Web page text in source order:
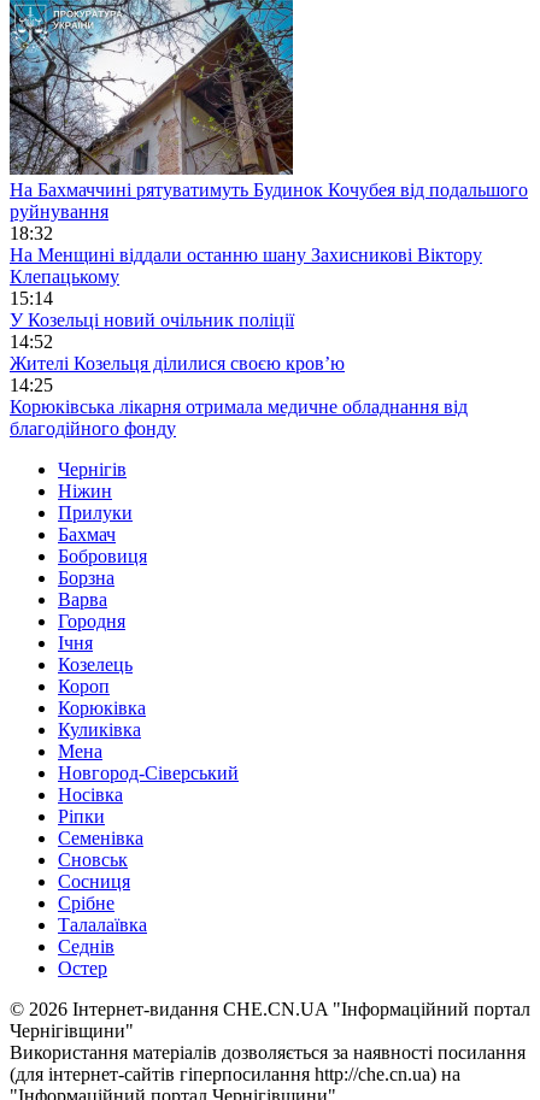
На Бахмаччині рятуватимуть Будинок Кочубея від подальшого
руйнування
18:32
На Менщині віддали останню шану Захисникові Віктору
Клепацькому
15:14
У Козельці новий очільник поліції
14:52
Жителі Козельця ділилися своєю кров’ю
14:25
Корюківська лікарня отримала медичне обладнання від
благодійного фонду
Чернігів
Ніжин
Прилуки
Бахмач
Бобровиця
Борзна
Варва
Городня
Ічня
Козелець
Короп
Корюківка
Куликівка
Мена
Новгород-Сіверський
Носівка
Ріпки
Семенівка
Сновськ
Сосниця
Срібне
Талалаївка
Седнів
Остер
© 2026 Інтернет-видання CHE.CN.UA "Інформаційний портал
Чернiгiвщини"
Використання матеріалів дозволяється за наявності посилання
(для інтернет-сайтів гіперпосилання http://che.cn.ua) на
"Інформаційний портал Чернiгiвщини"